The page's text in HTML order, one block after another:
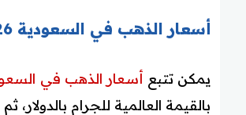
أسعار الذهب في السعودية 2026: نظرة شاملة على الأسعار الفعلية
يمكن تتبع أسعار الذهب في
بالقيمة العالمية للجرام